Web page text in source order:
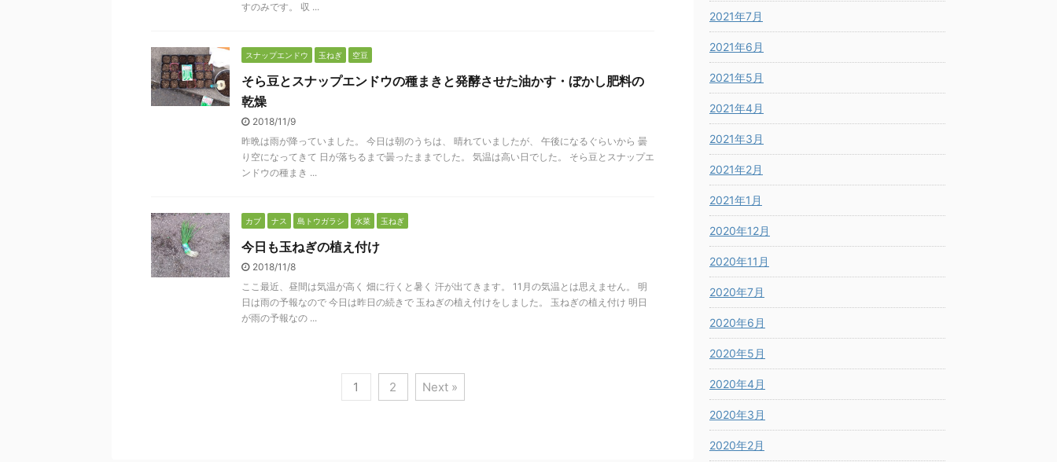
すのみです。 収 ...
スナップエンドウ 玉ねぎ 空豆
そら豆とスナップエンドウの種まきと発酵させた油かす・ぼかし肥料の
乾燥
2018/11/9
昨晩は雨が降っていました。 今日は朝のうちは、 晴れていましたが、 午後になるぐらいから 曇
り空になってきて 日が落ちるまで曇ったままでした。 気温は高い日でした。 そら豆とスナップエ
ンドウの種まき ...
カブ ナス 島トウガラシ 水菜 玉ねぎ
今日も玉ねぎの植え付け
2018/11/8
ここ最近、昼間は気温が高く 畑に行くと暑く 汗が出てきます。 11月の気温とは思えません。 明
日は雨の予報なので 今日は昨日の続きで 玉ねぎの植え付けをしました。 玉ねぎの植え付け 明日
が雨の予報なの ...
1 2 Next »
2021年7月
2021年6月
2021年5月
2021年4月
2021年3月
2021年2月
2021年1月
2020年12月
2020年11月
2020年7月
2020年6月
2020年5月
2020年4月
2020年3月
2020年2月